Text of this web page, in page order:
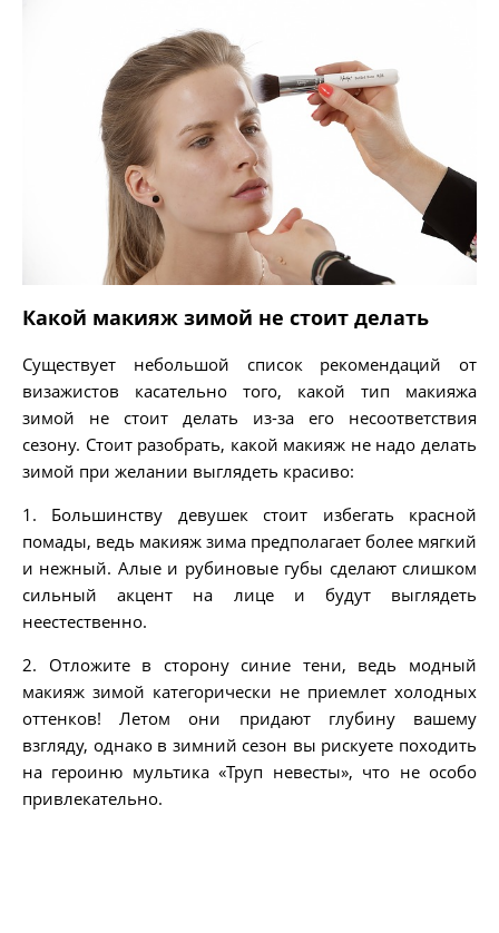
Какой макияж зимой не стоит делать
Существует небольшой список рекомендаций от
визажистов касательно того, какой тип макияжа
зимой не стоит делать из-за его несоответствия
сезону. Стоит разобрать, какой макияж не надо делать
зимой при желании выглядеть красиво:
1. Большинству девушек стоит избегать красной
помады, ведь макияж зима предполагает более мягкий
и нежный. Алые и рубиновые губы сделают слишком
сильный акцент на лице и будут выглядеть
неестественно.
2. Отложите в сторону синие тени, ведь модный
макияж зимой категорически не приемлет холодных
оттенков! Летом они придают глубину вашему
взгляду, однако в зимний сезон вы рискуете походить
на героиню мультика «Труп невесты», что не особо
привлекательно.